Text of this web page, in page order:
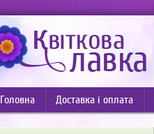
Головна Доставка і оплата